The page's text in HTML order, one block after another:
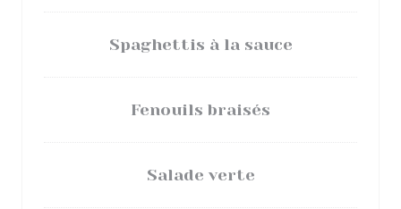
Spaghettis à la sauce
Fenouils braisés
Salade verte